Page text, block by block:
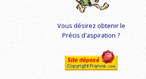
Vous désirez obtenir le
Précis d'aspiration ?